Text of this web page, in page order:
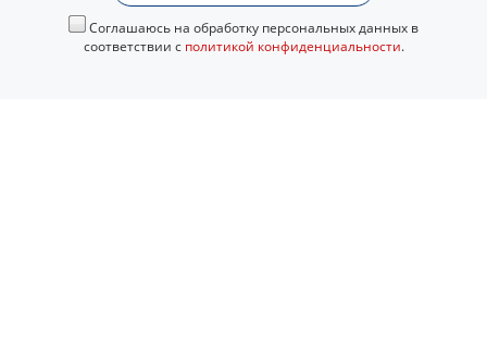
Соглашаюсь на обработку персональных данных в
соответствии с политикой конфиденциальности.